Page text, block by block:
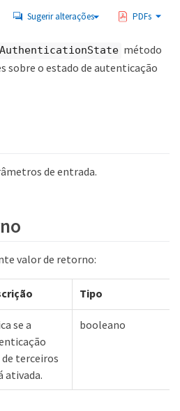
Sugerir alterações PDFs
método
sobre o estado de autenticação
de entrada.
valor de retorno:
Tipo
se a
de terceiros
ativada.
booleano